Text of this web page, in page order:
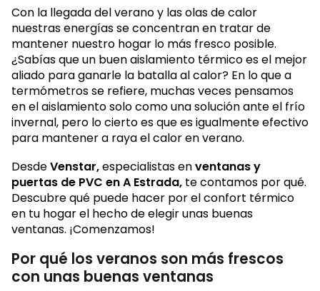
Con la llegada del verano y las olas de calor
nuestras energías se concentran en tratar de
mantener nuestro hogar lo más fresco posible.
¿Sabías que un buen aislamiento térmico es el mejor
aliado para ganarle la batalla al calor? En lo que a
termómetros se refiere, muchas veces pensamos
en el aislamiento solo como una solución ante el frío
invernal, pero lo cierto es que es igualmente efectivo
para mantener a raya el calor en verano.
DesdeVenstar,especialistas enventanas y
puertas de PVC en A Estrada, te contamos por qué.
Descubre qué puede hacer por el confort térmico
en tu hogar el hecho de elegir unas buenas
ventanas. ¡Comenzamos!
Por qué los veranos son más frescos
con unas buenas ventanas